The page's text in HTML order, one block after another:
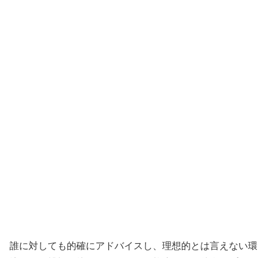
誰に対しても的確にアドバイスし、理想的とは言えない環